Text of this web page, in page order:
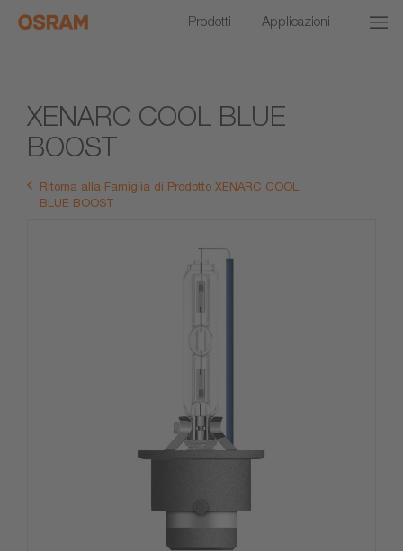
Prodotti Applicazioni
XENARC COOL BLUE
BOOST
Ritorna alla Famiglia di Prodotto XENARC COOL
BLUE BOOST